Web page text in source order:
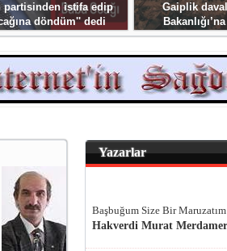
partisinden istifa edip
döndüm'' dedi
Gaiplik
Yazarlar
Başbuğum Size Bir
Hakverdi Murat